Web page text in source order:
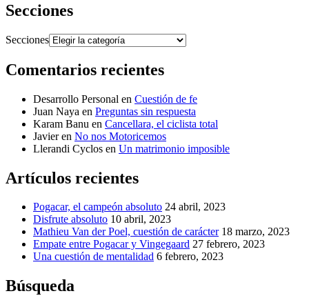
Secciones
Secciones
Comentarios recientes
Desarrollo Personal en Cuestión de fe
Juan Naya en Preguntas sin respuesta
Karam Banu en Cancellara, el ciclista total
Javieren No nos Motoricemos
Llerandi Cyclos en Un matrimonio imposible
Artículos recientes
Pogacar, el campeón absoluto 24 abril, 2023
Disfrute absoluto 10 abril, 2023
Mathieu Van der Poel, cuestión de carácter 18 marzo, 2023
Empate entre Pogacar y Vingegaard 27 febrero, 2023
Una cuestión de mentalidad 6 febrero, 2023
Búsqueda